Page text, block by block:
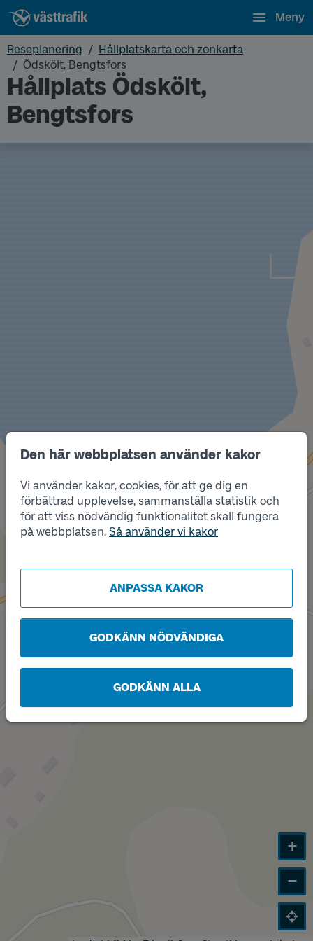
Den här webbplatsen använder kakor
Vi använder kakor, cookies, för att ge dig en
förbättrad upplevelse, sammanställa statistik och
för att viss nödvändig funktionalitet skall fungera
på webbplatsen. Så använder vi kakor
ANPASSA KAKOR
GODKÄNN NÖDVÄNDIGA
GODKÄNN ALLA
Meny
Reseplanering
Hållplatskarta och zonkarta
Ödskölt, Bengtsfors
Hållplats Ödskölt,
Bengtsfors
Läge
A
Läge
B
+
−